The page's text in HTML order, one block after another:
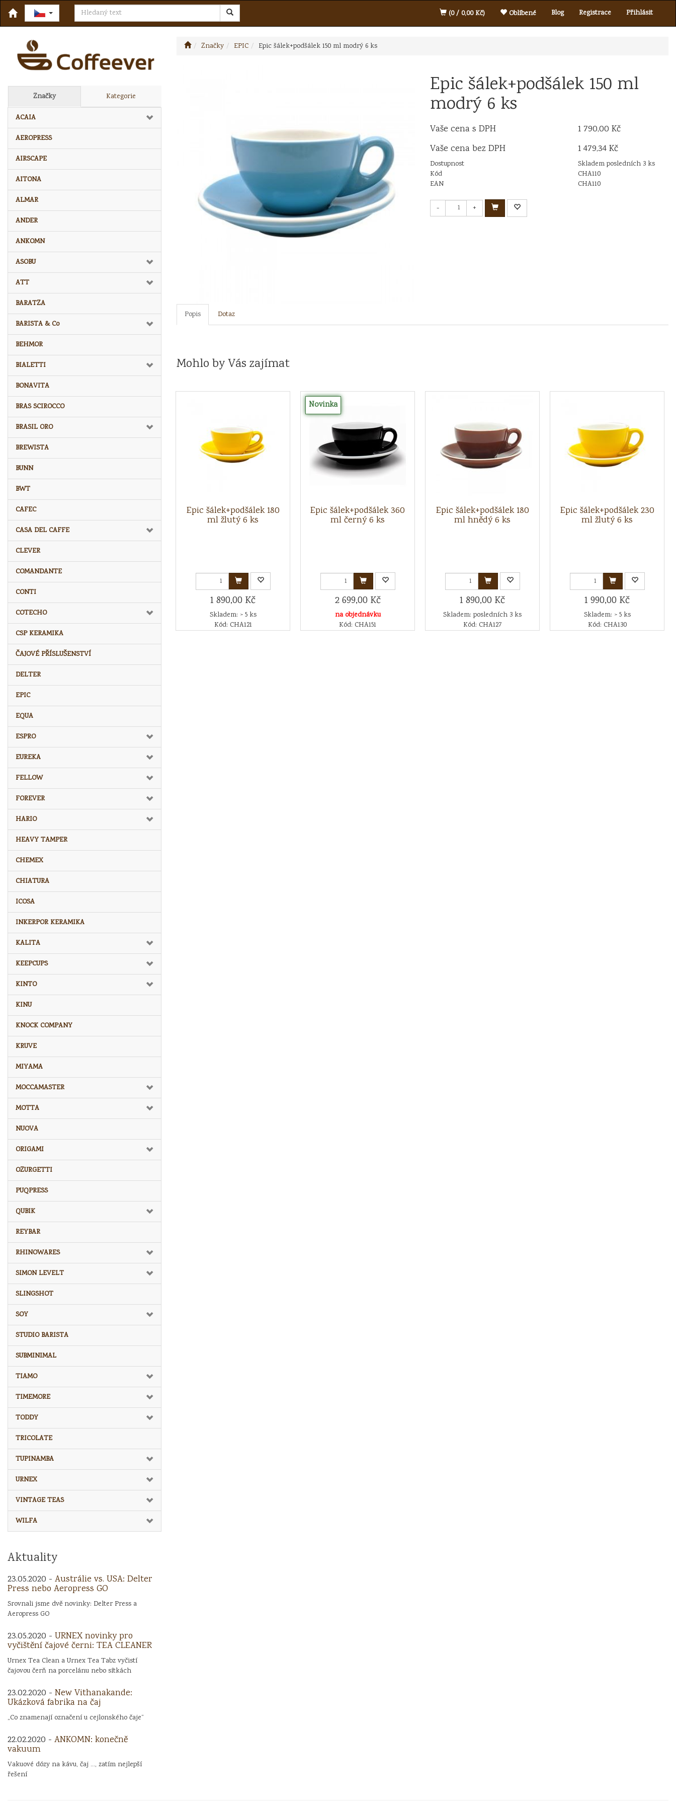
Blog Registrace Přihlásit
(0 / 0,00 Kč) Oblíbené
Značky Kategorie
ACAIA
AEROPRESS
AIRSCAPE
AITONA
ALMAR
ANDER
ANKOMN
ASOBU
ATT
BARATZA
BARISTA & Co
BEHMOR
BIALETTI
BONAVITA
BRAS SCIROCCO
BRASIL ORO
BREWISTA
BUNN
BWT
CAFEC
CASA DEL CAFFE
CLEVER
COMANDANTE
CONTI
COTECHO
CSP KERAMIKA
ČAJOVÉ PŘÍSLUŠENSTVÍ
DELTER
EPIC
EQUA
ESPRO
EUREKA
FELLOW
FOREVER
HARIO
HEAVY TAMPER
CHEMEX
CHIATURA
ICOSA
INKERPOR KERAMIKA
KALITA
KEEPCUPS
KINTO
KINU
KNOCK COMPANY
KRUVE
MIYAMA
MOCCAMASTER
MOTTA
NUOVA
ORIGAMI
OZURGETTI
PUQPRESS
QUBIK
REYBAR
RHINOWARES
SIMON LEVELT
SLINGSHOT
SOY
STUDIO BARISTA
SUBMINIMAL
TIAMO
TIMEMORE
TODDY
TRICOLATE
TUPINAMBA
URNEX
VINTAGE TEAS
WILFA
Aktuality
23.05.2020 - Austrálie vs. USA: Delter
Press nebo Aeropress GO
Srovnali jsme dvě novinky: Delter Press a
Aeropress GO
23.05.2020 - URNEX novinky pro
vyčištění čajové černi: TEA CLEANER
Urnex Tea Clean a Urnex Tea Tabz vyčistí
čajovou čerň na porcelánu nebo sítkách
23.02.2020 - New Vithanakande:
Ukázková fabrika na čaj
„Co znamenají označení u cejlonského čaje“
22.02.2020 - ANKOMN: konečně
vakuum
Vakuové dózy na kávu, čaj ..., zatím nejlepší
řešení
Značky EPIC Epic šálek+podšálek 150 ml modrý 6 ks
Epic šálek+podšálek 150 ml
modrý 6 ks
Vaše cena s DPH
1 790,00 Kč
Vaše cena bez DPH
1 479,34 Kč
Dostupnost
Skladem posledních 3 ks
Kód
CHA110
EAN
CHA110
- +
Popis Dotaz
Mohlo by Vás zajímat
Epic šálek+podšálek 180
ml žlutý 6 ks
1 890,00 Kč
Skladem: > 5 ks
Kód: CHA121
Novinka
Epic šálek+podšálek 360
ml černý 6 ks
2 699,00 Kč
na objednávku
Kód: CHA151
Epic šálek+podšálek 180
ml hnědý 6 ks
1 890,00 Kč
Skladem: posledních 3 ks
Kód: CHA127
Epic šálek+podšálek 230
ml žlutý 6 ks
1 990,00 Kč
Skladem: > 5 ks
Kód: CHA130